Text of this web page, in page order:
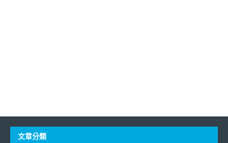
文章分類